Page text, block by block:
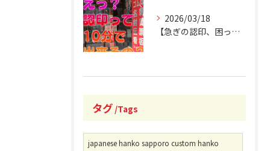
2026/03/18
【急ぎの認印、困ったことありませんか？】
タグ Tags
japanese hanko sapporo custom hanko